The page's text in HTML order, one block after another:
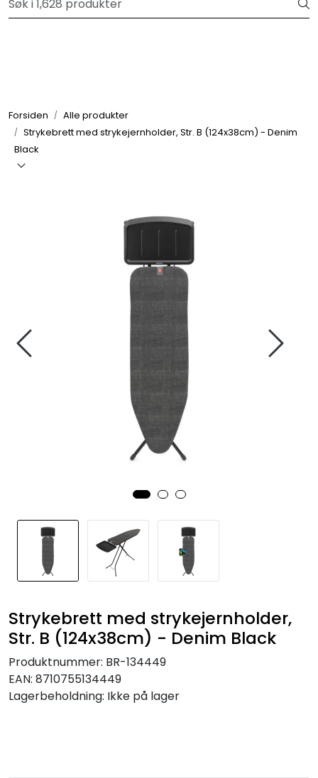
Skip to main contentVelkommen til vår forhandlerportal
Forsiden
Alle produkter
Strykebrett med strykejernholder, Str. B (124x38cm) - Denim
Black
Strykebrett med strykejernholder,
Str. B (124x38cm) - Denim Black
Produktnummer: BR-134449
EAN: 8710755134449
Lagerbeholdning: Ikke på lager
Om oss